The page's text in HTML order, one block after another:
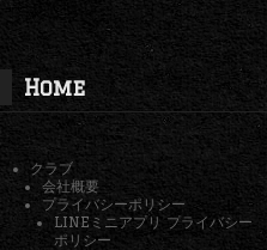
Home
クラブ
会社概要
プライバシーポリシー
LINEミニアプリ プライバシー
ポリシー